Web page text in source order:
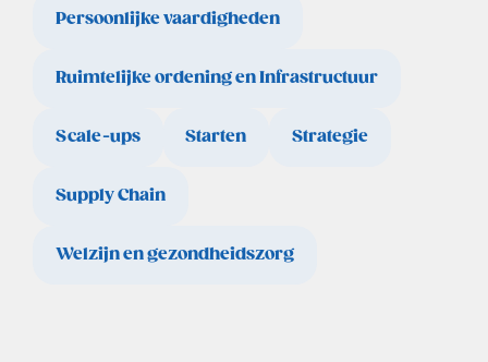
Persoonlijke vaardigheden
Ruimtelijke ordening en Infrastructuur
Scale-ups Starten Strategie
Supply Chain
Welzijn en gezondheidszorg